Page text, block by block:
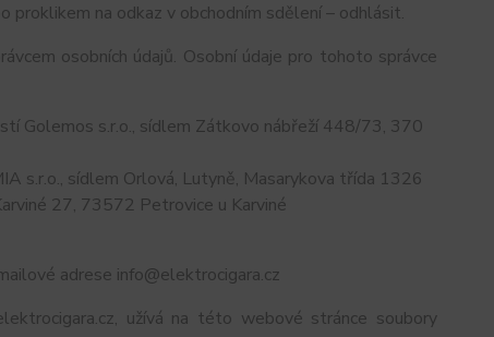
na odkaz v obchodním sdělení – odhlásit.
osobních údajů. Osobní údaje pro tohoto správce
Golemos s.r.o., sídlem Zátkovo nábřeží 448/73, 370
s.r.o., sídlem Orlová, Lutyně, Masarykova třída 1326
27, 73572 Petrovice u Karviné
adrese info@elektrocigara.cz
užívá na této webové stránce soubory